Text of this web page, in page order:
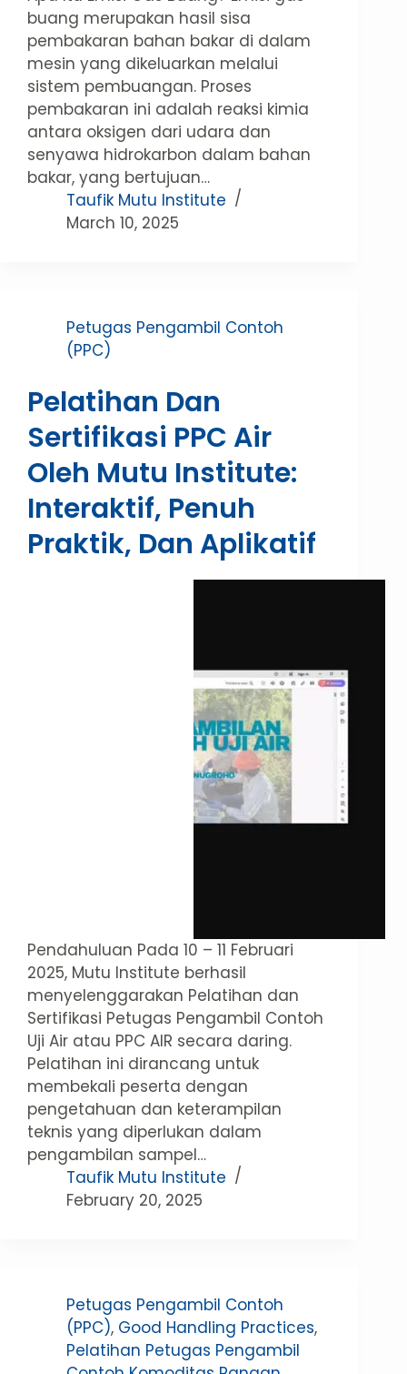
buang merupakan hasil sisa
pembakaran bahan bakar di dalam
mesin yang dikeluarkan melalui
sistem pembuangan. Proses
pembakaran ini adalah reaksi kimia
antara oksigen dari udara dan
senyawa hidrokarbon dalam bahan
bakar, yang bertujuan…
Taufik Mutu Institute
March 10, 2025
Petugas Pengambil Contoh
(PPC)
Pelatihan Dan
Sertifikasi PPC Air
Oleh Mutu Institute:
Interaktif, Penuh
Praktik, Dan Aplikatif
Pendahuluan Pada 10 – 11 Februari
2025, Mutu Institute berhasil
menyelenggarakan Pelatihan dan
Sertifikasi Petugas Pengambil Contoh
Uji Air atau PPC AIR secara daring.
Pelatihan ini dirancang untuk
membekali peserta dengan
pengetahuan dan keterampilan
teknis yang diperlukan dalam
pengambilan sampel…
Taufik Mutu Institute
February 20, 2025
Petugas Pengambil Contoh
(PPC), Good Handling Practices,
Pelatihan Petugas Pengambil